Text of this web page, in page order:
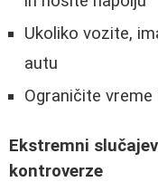
Ukoliko vozite,
autu
Ograničite
Ekstremni
kontroverze